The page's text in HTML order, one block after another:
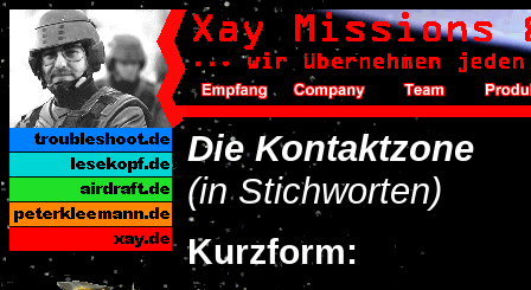
Die Kontaktzone
(in Stichworten)
Kurzform: